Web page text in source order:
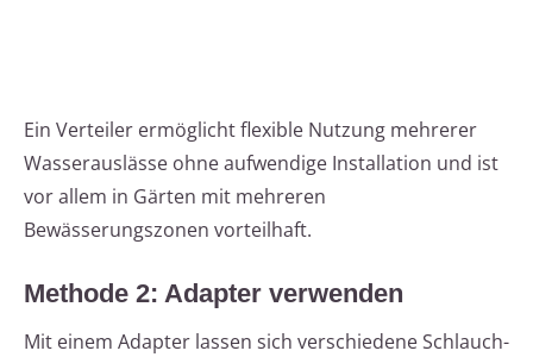
Ein Verteiler ermöglicht flexible Nutzung mehrerer
Wasserauslässe ohne aufwendige Installation und ist
vor allem in Gärten mit mehreren
Bewässerungszonen vorteilhaft.
Methode 2: Adapter verwenden
Mit einem Adapter lassen sich verschiedene Schlauch-